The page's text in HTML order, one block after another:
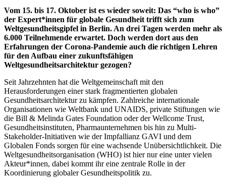
Vom 15. bis 17. Oktober ist es wieder soweit: Das “who is who”
der Expert*innen für globale Gesundheit trifft sich zum
Weltgesundheitsgipfel in Berlin. An drei Tagen werden mehr als
6.000 Teilnehmende erwartet. Doch werden dort aus den
Erfahrungen der Corona-Pandemie auch die richtigen Lehren
für den Aufbau einer zukunftsfähigen
Weltgesundheitsarchitektur gezogen?
Seit Jahrzehnten hat die Weltgemeinschaft mit den
Herausforderungen einer stark fragmentierten globalen
Gesundheitsarchitektur zu kämpfen. Zahlreiche internationale
Organisationen wie Weltbank und UNAIDS, private Stiftungen wie
die Bill & Melinda Gates Foundation oder der Wellcome Trust,
Gesundheitsinstituten, Pharmaunternehmen bis hin zu Multi-
Stakeholder-Initiativen wie der Impfallianz GAVI und dem
Globalen Fonds sorgen für eine wachsende Unübersichtlichkeit. Die
Weltgesundheitsorganisation (WHO) ist hier nur eine unter vielen
Akteur*innen, dabei kommt ihr eine zentrale Rolle in der
Koordinierung globaler Gesundheitspolitik zu.